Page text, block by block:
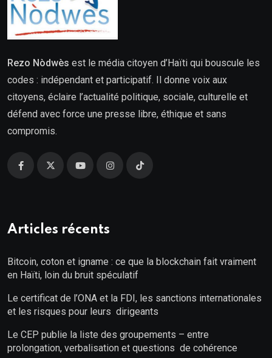
Rezo Nòdwès est le média citoyen d’Haïti qui bouscule les
codes : indépendant et participatif. Il donne voix aux
citoyens, éclaire l’actualité politique, sociale, culturelle et
défend avec force une presse libre, éthique et sans
compromis.
Articles récents
Bitcoin, coton et igname : ce que la blockchain fait vraiment
en Haïti, loin du bruit spéculatif
Le certificat de l’ONA et la FDI, les sanctions internationales
et les risques pour leurs dirigeants
Le CEP publie la liste des groupements – entre
prolongation, verbalisation et questions de cohérence